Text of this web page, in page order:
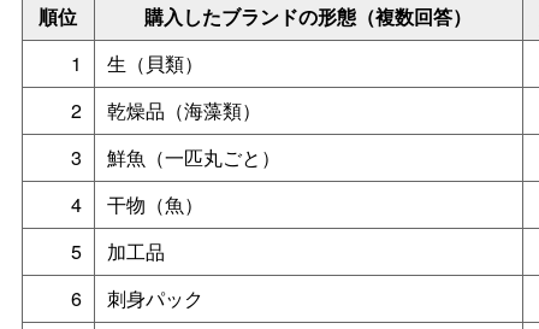
順位 購入したブランドの形態（複数回答）
1
生（貝類）
2
乾燥品（海藻類）
3
鮮魚（一匹丸ごと）
4
干物（魚）
5
加工品
6
刺身パック